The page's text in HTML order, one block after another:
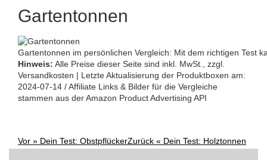
Gartentonnen
Gartentonnen im persönlichen Vergleich: Mit dem richtigen Test
Hinweis: Alle Preise dieser Seite sind inkl. MwSt., zzgl.
Versandkosten | Letzte Aktualisierung der Produktboxen am:
2024-07-14 / Affiliate Links & Bilder für die Vergleiche
stammen aus der Amazon Product Advertising API
Post
Vor » Dein Test: ObstpflückerZurück « Dein Test: Holztonnen